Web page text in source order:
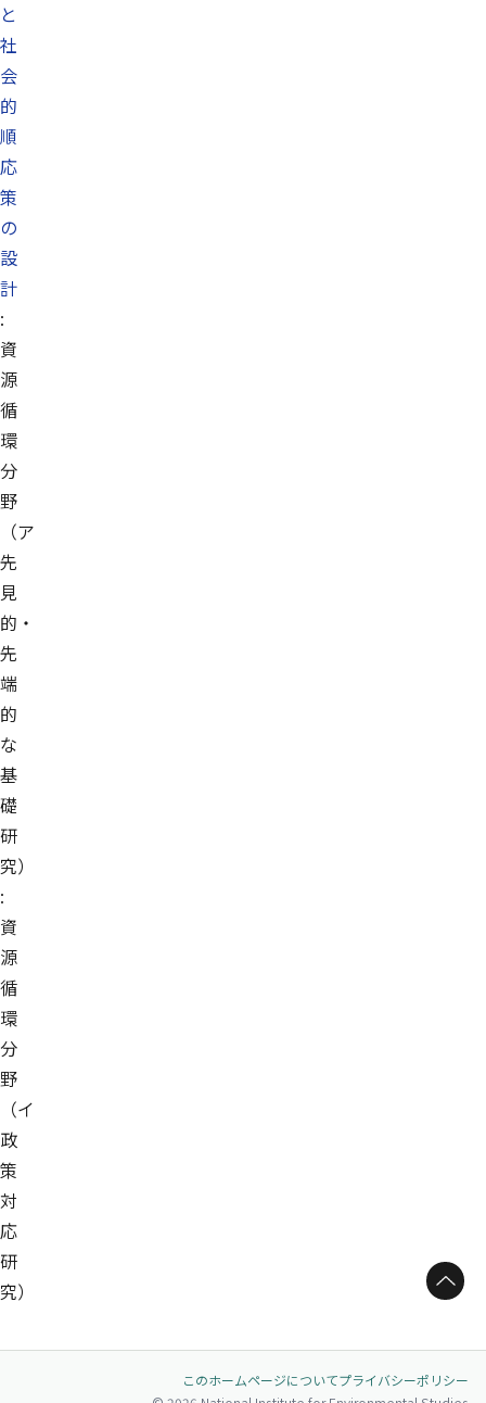
と
社
会
的
順
応
策
の
設
計
:
資
源
循
環
分
野
（ア
先
見
的・
先
端
的
な
基
礎
研
究）
:
資
源
循
環
分
野
（イ
政
策
対
応
研
究）
ページトップへ
このホームページについてプライバシーポリシー